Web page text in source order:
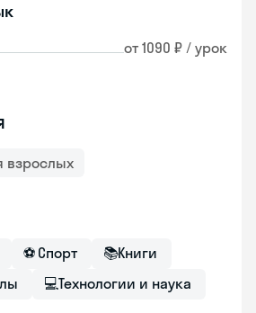
от 1090 ₽ / урок
взрослых
⚽ Спорт 📚Книги
💻Технологии и наука